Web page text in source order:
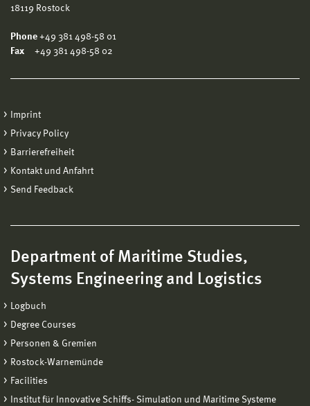
18119 Rostock
Phone +49 381 498-58 01
Fax +49 381 498-58 02
Imprint
Privacy Policy
Barrierefreiheit
Kontakt und Anfahrt
Send Feedback
Department of Maritime Studies,
Systems Engineering and Logistics
Logbuch
Degree Courses
Personen & Gremien
Rostock-Warnemünde
Facilities
Institut für Innovative Schiffs- Simulation und Maritime Systeme